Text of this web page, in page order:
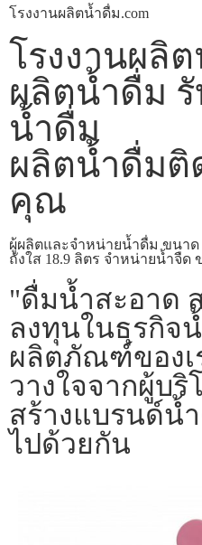
โรงงานผลิตน้ำดื่ม.com
โรงงานผลิ
ผลิตน้ำดื่ม
น้ำดื่ม
ผลิตน้ำดื่มติ
คุณ
ผู้ผลิตและจำหน่ายน้ำดื่ม ขนาด
ถังใส 18.9 ลิตร จำหน่ายน้ำจืด
"ดื่มน้ำสะอาด
ลงทุนในธุรกิจ
ผลิตภัณฑ์ของเ
วางใจจากผู้บริ
สร้างแบรนด์น้
ไปด้วยกัน